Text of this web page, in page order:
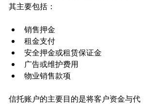
其主要包括：
销售押金
租金支付
安全押金或租赁保证金
广告或维护费用
物业销售款项
信托账户的主要目的是将客户资金与代